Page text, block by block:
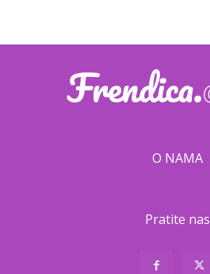
O NAMA
Pratite nas